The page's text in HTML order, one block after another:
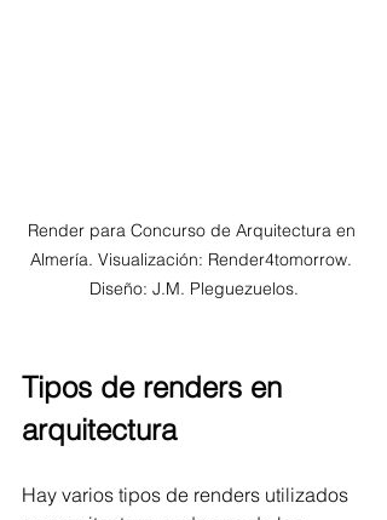
Render para Concurso de Arquitectura en
Almería. Visualización: Render4tomorrow.
Diseño: J.M. Pleguezuelos.
Tipos de renders en
arquitectura
Hay varios tipos de renders utilizados